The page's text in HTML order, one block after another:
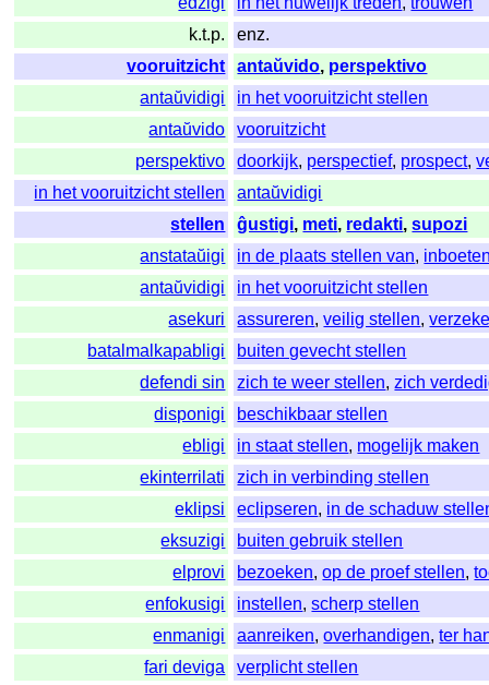
k.t.p.
enz.
vooruitzicht
antaŭvido, perspektivo
antaŭvidigi
in het vooruitzicht stellen
antaŭvido
vooruitzicht
perspektivo
doorkijk, perspectief, prospect,
in het vooruitzicht stellen
antaŭvidigi
stellen
ĝustigi, meti, redakti,supozi
anstataŭigi
in de plaats stellen van,
antaŭvidigi
in het vooruitzicht stellen
asekuri
assureren,veilig stellen,
batalmalkapabligi
buiten gevecht stellen
defendi sin
zich te weer stellen,zich
disponigi
beschikbaar stellen
ebligi
in staat stellen, mogelijk maken
ekinterrilati
zich in verbinding stellen
eklipsi
eclipseren, in de schaduw
eksuzigi
buiten gebruik stellen
elprovi
bezoeken,op de proef stellen,
enfokusigi
instellen,scherp stellen
enmanigi
aanreiken,overhandigen,ter
fari deviga
verplicht stellen